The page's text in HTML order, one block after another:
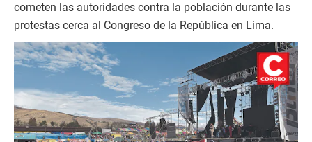
cometen las autoridades contra la población durante las
protestas cerca al Congreso de la República en Lima.